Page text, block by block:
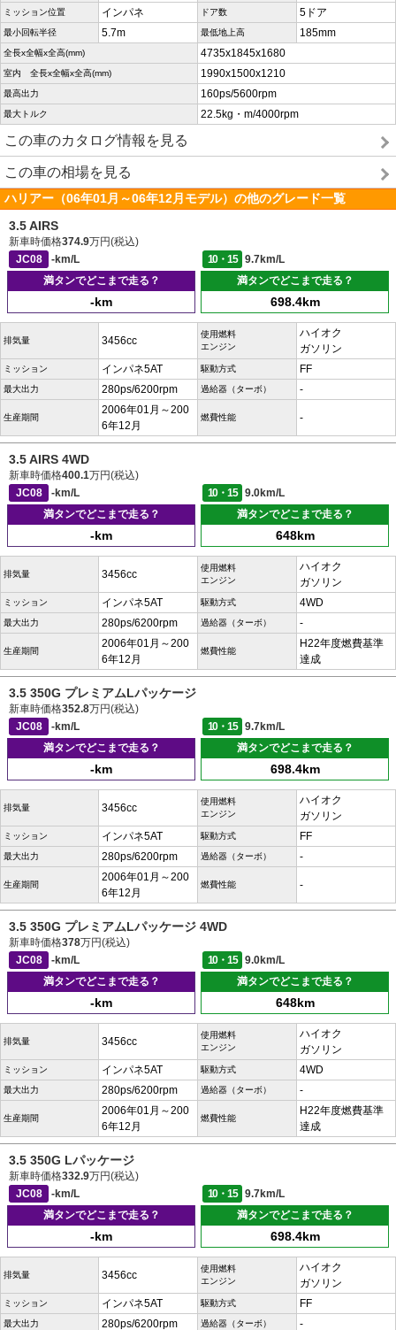
ミッション位置 インパネ ドア数 5ドア
最小回転半径 5.7m 最低地上高 185mm
全長x全幅x全高(mm) 4735x1845x1680
室内 全長x全幅x全高(mm) 1990x1500x1210
最高出力 160ps/5600rpm
最大トルク 22.5kg・m/4000rpm
この車のカタログ情報を見る
この車の相場を見る
ハリアー（06年01月～06年12月モデル）の他のグレード一覧
3.5 AIRS
新車時価格374.9万円(税込)
JC08
-km/L 10・15
9.7km/L
満タンでどこまで走る？
-km
満タンでどこまで走る？
698.4km
排気量 3456cc
使用燃料
エンジン
ハイオク
ガソリン
ミッション インパネ5AT 駆動方式 FF
最大出力 280ps/6200rpm 過給器（ターボ） -
生産期間
2006年01月～200
6年12月
燃費性能 -
3.5 AIRS 4WD
新車時価格400.1万円(税込)
JC08
-km/L 10・15
9.0km/L
満タンでどこまで走る？
-km
満タンでどこまで走る？
648km
排気量 3456cc
使用燃料
エンジン
ハイオク
ガソリン
ミッション インパネ5AT 駆動方式 4WD
最大出力 280ps/6200rpm 過給器（ターボ） -
生産期間
2006年01月～200
6年12月
燃費性能
H22年度燃費基準
達成
3.5 350G プレミアムLパッケージ
新車時価格352.8万円(税込)
JC08
-km/L 10・15
9.7km/L
満タンでどこまで走る？
-km
満タンでどこまで走る？
698.4km
排気量 3456cc
使用燃料
エンジン
ハイオク
ガソリン
ミッション インパネ5AT 駆動方式 FF
最大出力 280ps/6200rpm 過給器（ターボ） -
生産期間
2006年01月～200
6年12月
燃費性能 -
3.5 350G プレミアムLパッケージ 4WD
新車時価格378万円(税込)
JC08
-km/L 10・15
9.0km/L
満タンでどこまで走る？
-km
満タンでどこまで走る？
648km
排気量 3456cc
使用燃料
エンジン
ハイオク
ガソリン
ミッション インパネ5AT 駆動方式 4WD
最大出力 280ps/6200rpm 過給器（ターボ） -
生産期間
2006年01月～200
6年12月
燃費性能
H22年度燃費基準
達成
3.5 350G Lパッケージ
新車時価格332.9万円(税込)
JC08
-km/L 10・15
9.7km/L
満タンでどこまで走る？
-km
満タンでどこまで走る？
698.4km
排気量 3456cc
使用燃料
エンジン
ハイオク
ガソリン
ミッション インパネ5AT 駆動方式 FF
最大出力 280ps/6200rpm 過給器（ターボ） -